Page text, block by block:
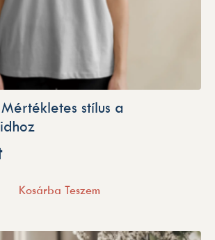
stílus a
Kosárba Teszem